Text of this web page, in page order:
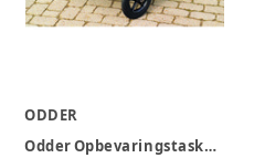
ODDER
Odder Opbevaringstaske, vandafvisende